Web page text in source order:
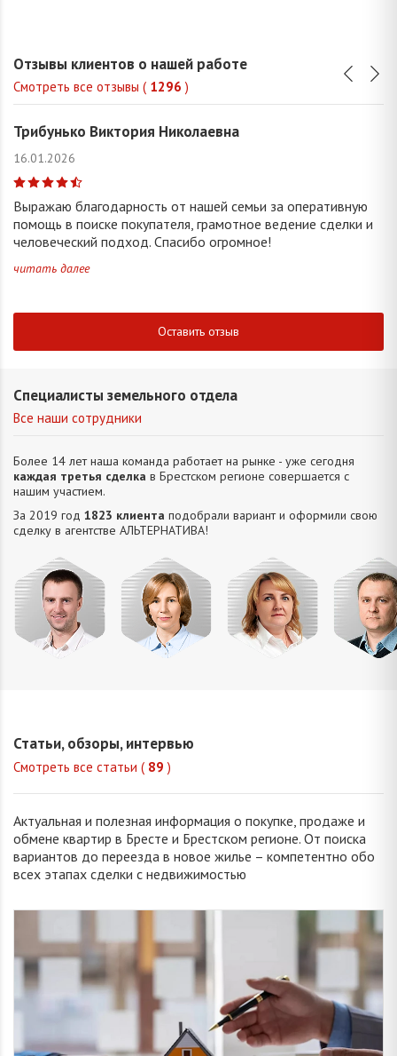
Отзывы клиентов о нашей работе
Смотреть все отзывы ( 1296 )
Трибунько Виктория Николаевна
16.01.2026
Выражаю благодарность от нашей семьи за оперативную
помощь в поиске покупателя, грамотное ведение сделки и
человеческий подход. Спасибо огромное!
читать далее
Оставить отзыв
Специалисты земельного отдела
Все наши сотрудники
Более 14 лет наша команда работает на рынке - уже сегодня
каждая третья сделка в Брестском регионе совершается с
нашим участием.
За 2019 год 1823 клиента подобрали вариант и оформили свою
сделку в агентстве АЛЬТЕРНАТИВA!
Статьи, обзоры, интервью
Смотреть все статьи ( 89 )
Актуальная и полезная информация о покупке, продаже и
обмене квартир в Бресте и Брестском регионе. От поиска
вариантов до переезда в новое жилье – компетентно обо
всех этапах сделки с недвижимостью